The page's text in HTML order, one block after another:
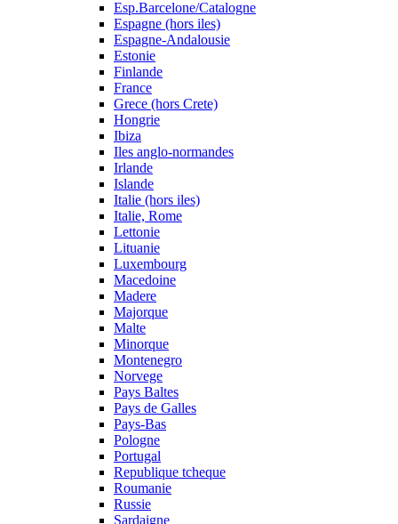
Esp.Barcelone/Catalogne
Espagne (hors iles)
Espagne-Andalousie
Estonie
Finlande
France
Grece (hors Crete)
Hongrie
Ibiza
Iles anglo-normandes
Irlande
Islande
Italie (hors iles)
Italie, Rome
Lettonie
Lituanie
Luxembourg
Macedoine
Madere
Majorque
Malte
Minorque
Montenegro
Norvege
Pays Baltes
Pays de Galles
Pays-Bas
Pologne
Portugal
Republique tcheque
Roumanie
Russie
Sardaigne